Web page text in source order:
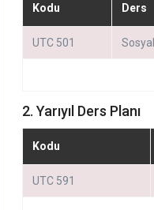
Kodu Ders
UTC 501
2. Yarıyıl Ders Planı
Kodu
UTC 591